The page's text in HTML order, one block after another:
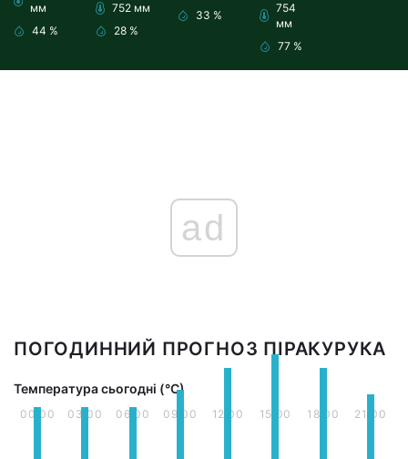
мм
44 %
752 мм
28 %
33 %
754
мм
77 %
ad
ПОГОДИННИЙ ПРОГНОЗ ПІРАКУРУКА
Температура сьогодні (°С)
00:00 03:00 06:00 09:00 12:00 15:00 18:00 21:00